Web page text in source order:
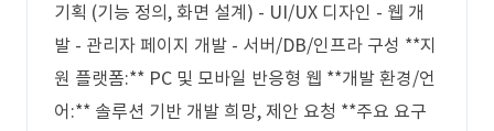
기획 (기능 정의, 화면 설계) - UI/UX 디자인 - 웹 개
발 - 관리자 페이지 개발 - 서버/DB/인프라 구성 **지
원 플랫폼:** PC 및 모바일 반응형 웹 **개발 환경/언
어:** 솔루션 기반 개발 희망, 제안 요청 **주요 요구